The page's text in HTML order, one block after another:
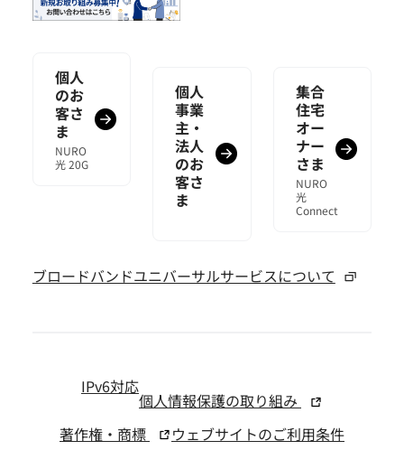
個人
のお
客さ
ま
NURO
光 20G
個人
事業
主・
法人
のお
客さ
ま
集合
住宅
オー
ナー
さま
NURO
光
Connect
ブロードバンドユニバーサルサービスについて
IPv6対応
個人情報保護の取り組み
著作権・商標
ウェブサイトのご利用条件